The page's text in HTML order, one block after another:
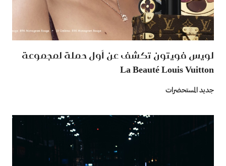
لويس فويتون تكشف عن أول حملة لمجموعة
La Beauté Louis Vuitton
جديد المستحضرات